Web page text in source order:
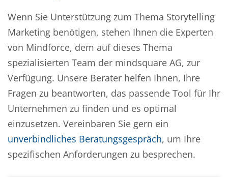
Wenn Sie Unterstützung zum Thema Storytelling
Marketing benötigen, stehen Ihnen die Experten
von Mindforce, dem auf dieses Thema
spezialisierten Team der mindsquare AG, zur
Verfügung. Unsere Berater helfen Ihnen, Ihre
Fragen zu beantworten, das passende Tool für Ihr
Unternehmen zu finden und es optimal
einzusetzen. Vereinbaren Sie gern ein
unverbindliches Beratungsgespräch, um Ihre
spezifischen Anforderungen zu besprechen.